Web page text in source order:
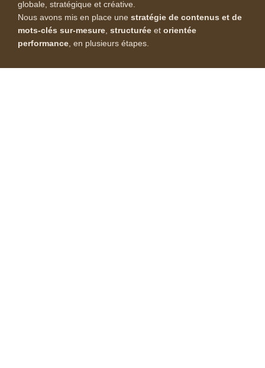
globale, stratégique et créative.
Nous avons mis en place une stratégie de contenus et de
mots-clés sur-mesure structurée et orientée
performance , en plusieurs étapes.